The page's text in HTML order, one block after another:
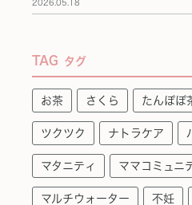
2026.05.18
TAG タグ
お茶 さくら たんぽぽ
ツクツク ナトラケア
マタニティ ママコミュニ
マルチウォーター 不妊